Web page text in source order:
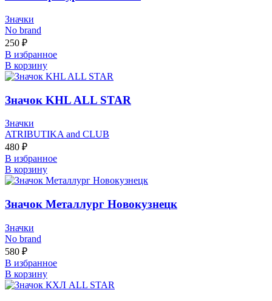
Значки
No brand
250 ₽
В избранное
В корзину
Значок KHL ALL STAR
Значки
ATRIBUTIKA and CLUB
480 ₽
В избранное
В корзину
Значок Металлург Новокузнецк
Значки
No brand
580 ₽
В избранное
В корзину